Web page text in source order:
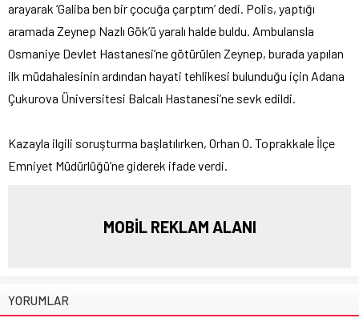
arayarak ‘Galiba ben bir çocuğa çarptım’ dedi. Polis, yaptığı
aramada Zeynep Nazlı Gök’ü yaralı halde buldu. Ambulansla
Osmaniye Devlet Hastanesi’ne götürülen Zeynep, burada yapılan
ilk müdahalesinin ardından hayati tehlikesi bulunduğu için Adana
Çukurova Üniversitesi Balcalı Hastanesi’ne sevk edildi.
Kazayla ilgili soruşturma başlatılırken, Orhan O. Toprakkale İlçe
Emniyet Müdürlüğü’ne giderek ifade verdi.
MOBİL REKLAM ALANI
YORUMLAR